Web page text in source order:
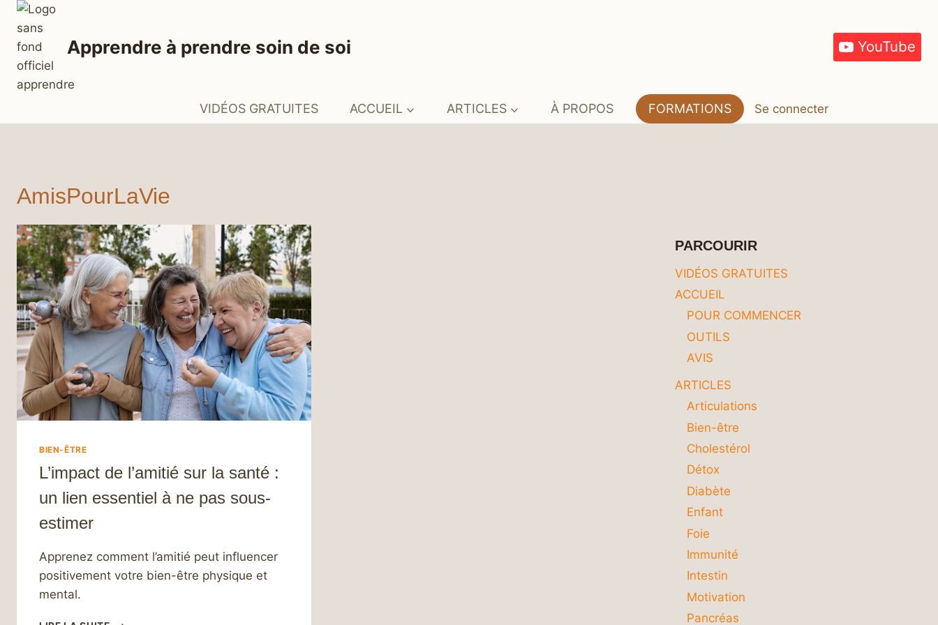
Aller
contenu
Apprendre à prendre soin de soi YouTube
VIDÉOS GRATUITES ACCUEIL ARTICLES À PROPOS FORMATIONS Se connecter
AmisPourLaVie
BIEN-ÊTRE
L’impact de l’amitié sur la santé :
un lien essentiel à ne pas sous-
estimer
Apprenez comment l’amitié peut influencer
positivement votre bien-être physique et
mental.
L’IMPACT
PARCOURIR
VIDÉOS GRATUITES
ACCUEIL
POUR COMMENCER
OUTILS
AVIS
ARTICLES
Articulations
Bien-être
Cholestérol
Détox
Diabète
Enfant
Foie
Immunité
Intestin
Motivation
Pancréas